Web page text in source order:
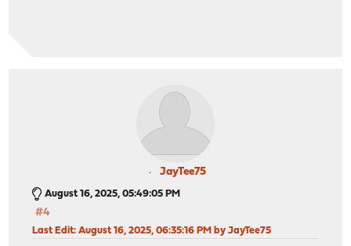
JayTee75
August 16, 2025, 05:49:05 PM
#4
Last Edit: August 16, 2025, 06:35:16 PM by JayTee75